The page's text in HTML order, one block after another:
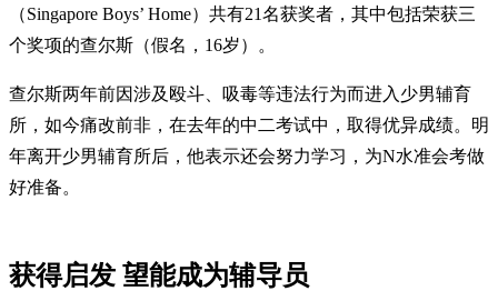
（Singapore Boys’ Home）共有21名获奖者，其中包括荣获三
个奖项的查尔斯（假名，16岁）。
查尔斯两年前因涉及殴斗、吸毒等违法行为而进入少男辅育
所，如今痛改前非，在去年的中二考试中，取得优异成绩。明
年离开少男辅育所后，他表示还会努力学习，为N水准会考做
好准备。
获得启发 望能成为辅导员